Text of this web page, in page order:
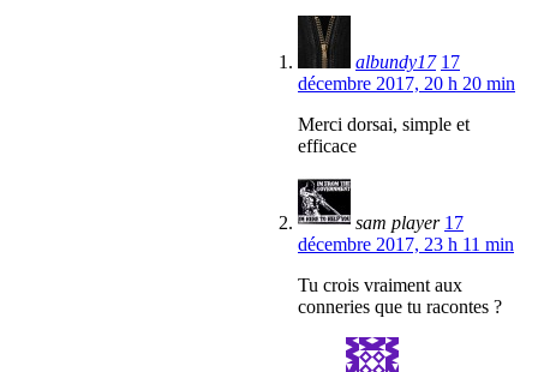
albundy17 17
décembre 2017, 20 h 20 min
Merci dorsai, simple et
efficace
sam player 17
décembre 2017, 23 h 11 min
Tu crois vraiment aux
conneries que tu racontes ?